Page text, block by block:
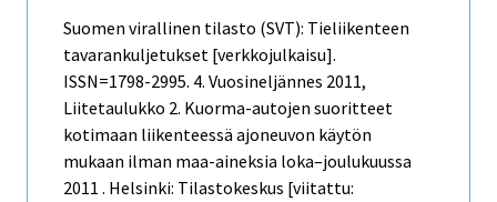
Suomen virallinen tilasto (SVT): Tieliikenteen
tavarankuljetukset [verkkojulkaisu].
ISSN=1798-2995. 4. Vuosineljännes 2011,
Liitetaulukko 2. Kuorma-autojen suoritteet
kotimaan liikenteessä ajoneuvon käytön
mukaan ilman maa-aineksia loka–joulukuussa
2011 . Helsinki: Tilastokeskus [viitattu: